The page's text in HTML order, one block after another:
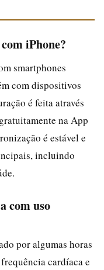
iPhone?
smartphones
com dispositivos
é feita através
na App
é estável e
incluindo
com uso
por algumas horas
cardíaca e